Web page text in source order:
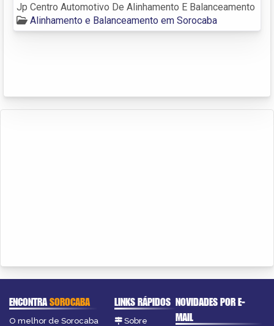
Jp Centro Automotivo De Alinhamento E Balanceamento
Alinhamento e Balanceamento em Sorocaba
ENCONTRASOROCABA
O melhor de Sorocaba
LINKS RÁPIDOS
Sobre
NOVIDADES POR E-
MAIL